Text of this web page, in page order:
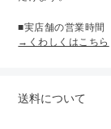
■実店舗の営業時間
→くわしくはこちら
送料について